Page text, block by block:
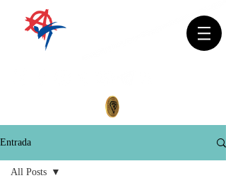
Entrada
All Posts